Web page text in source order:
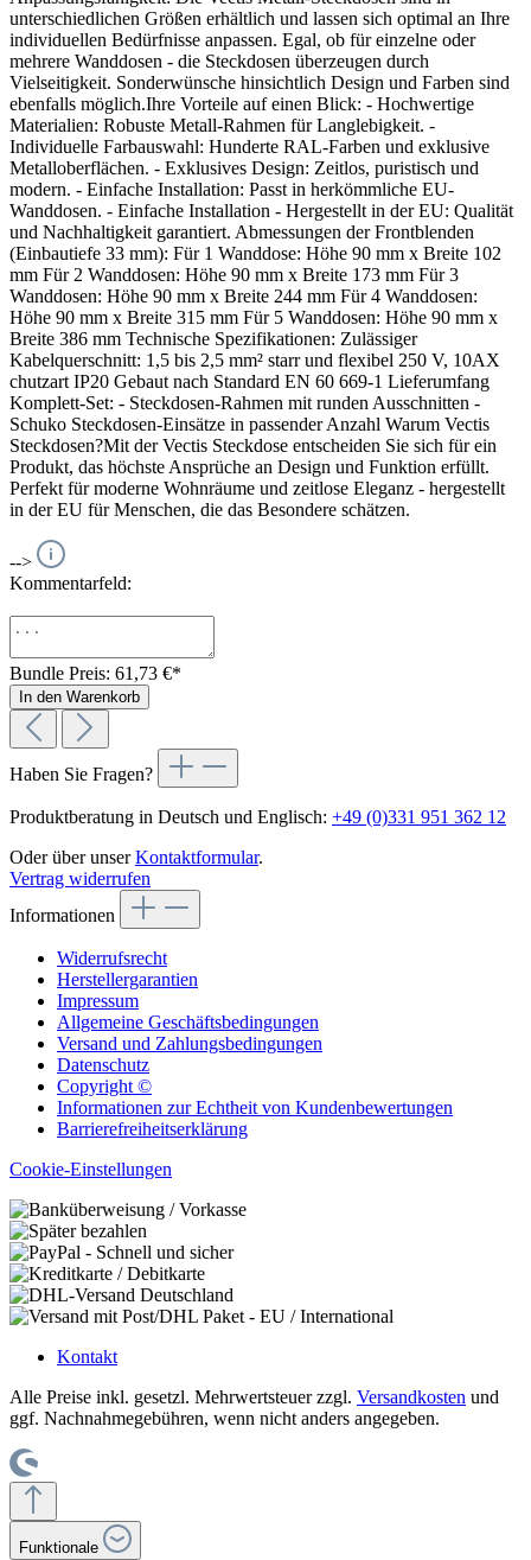
unterschiedlichen Größen erhältlich und lassen sich optimal an Ihre
individuellen Bedürfnisse anpassen. Egal, ob für einzelne oder
mehrere Wanddosen - die Steckdosen überzeugen durch
Vielseitigkeit. Sonderwünsche hinsichtlich Design und Farben sind
ebenfalls möglich.Ihre Vorteile auf einen Blick: - Hochwertige
Materialien: Robuste Metall-Rahmen für Langlebigkeit. -
Individuelle Farbauswahl: Hunderte RAL-Farben und exklusive
Metalloberflächen. - Exklusives Design: Zeitlos, puristisch und
modern. - Einfache Installation: Passt in herkömmliche EU-
Wanddosen. - Einfache Installation - Hergestellt in der EU: Qualität
und Nachhaltigkeit garantiert. Abmessungen der Frontblenden
(Einbautiefe 33 mm): Für 1 Wanddose: Höhe 90 mm x Breite 102
mm Für 2 Wanddosen: Höhe 90 mm x Breite 173 mm Für 3
Wanddosen: Höhe 90 mm x Breite 244 mm Für 4 Wanddosen:
Höhe 90 mm x Breite 315 mm Für 5 Wanddosen: Höhe 90 mm x
Breite 386 mm Technische Spezifikationen: Zulässiger
Kabelquerschnitt: 1,5 bis 2,5 mm² starr und flexibel 250 V, 10AX
chutzart IP20 Gebaut nach Standard EN 60 669-1 Lieferumfang
Komplett-Set: - Steckdosen-Rahmen mit runden Ausschnitten -
Schuko Steckdosen-Einsätze in passender Anzahl Warum Vectis
Steckdosen?Mit der Vectis Steckdose entscheiden Sie sich für ein
Produkt, das höchste Ansprüche an Design und Funktion erfüllt.
Perfekt für moderne Wohnräume und zeitlose Eleganz - hergestellt
in der EU für Menschen, die das Besondere schätzen.
-->
Kommentarfeld:
Bundle Preis: 61,73 €*
In den Warenkorb
Haben Sie Fragen?
Produktberatung in Deutsch und Englisch: +49 (0)331 951 362 12
Oder über unserKontaktformular.
Vertrag widerrufen
Informationen
Widerrufsrecht
Herstellergarantien
Impressum
Allgemeine Geschäftsbedingungen
Versand und Zahlungsbedingungen
Datenschutz
Copyright ©
Informationen zur Echtheit von Kundenbewertungen
Barrierefreiheitserklärung
Cookie-Einstellungen
Kontakt
Alle Preise inkl. gesetzl. Mehrwertsteuer zzgl. Versandkosten und
ggf. Nachnahmegebühren, wenn nicht anders angegeben.
Funktionale